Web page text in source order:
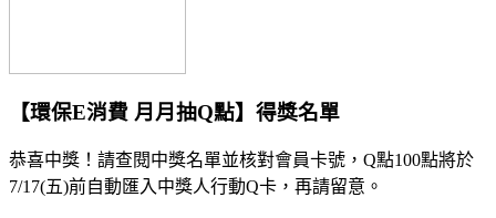
【環保E消費 月月抽Q點】得獎名單
恭喜中獎！請查閱中獎名單並核對會員卡號，Q點100點將於
7/17(五)前自動匯入中獎人行動Q卡，再請留意。